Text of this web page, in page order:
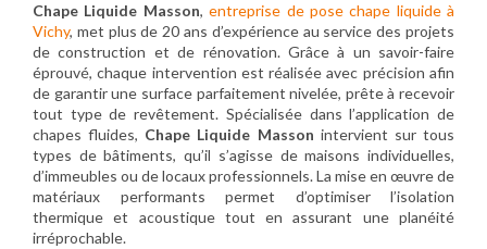
Chape Liquide Masson,entreprise de pose chape liquide à
Vichy, met plus de 20 ans d’expérience au service des projets
de construction et de rénovation. Grâce à un savoir-faire
éprouvé, chaque intervention est réalisée avec précision afin
de garantir une surface parfaitement nivelée, prête à recevoir
tout type de revêtement. Spécialisée dans l’application de
chapes fluides, Chape Liquide Masson intervient sur tous
types de bâtiments, qu’il s’agisse de maisons individuelles,
d’immeubles ou de locaux professionnels. La mise en œuvre de
matériaux performants permet d’optimiser l’isolation
thermique et acoustique tout en assurant une planéité
irréprochable.